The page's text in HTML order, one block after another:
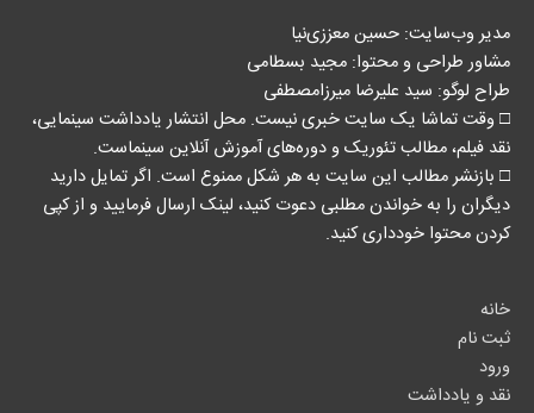
مدیر وب‌سایت: حسین معززی‌نیا
مشاور طراحی و محتوا:‌ مجید بسطامی
طراح لوگو: سید علیرضا میرزامصطفی
□ وقت تماشا یک سایت خبری نیست. محل انتشار یادداشت سینمایی،
نقد فیلم، مطالب تئوریک و دوره‌های آموزش آنلاین سینماست.
□ بازنشر مطالب این سایت به هر شکل ممنوع است. اگر تمایل دارید
دیگران را به خواندن مطلبی دعوت کنید، لینک‌ ارسال فرمایید و از کپی
کردن محتوا خودداری کنید.
خانه
ثبت نام
ورود
نقد و یادداشت